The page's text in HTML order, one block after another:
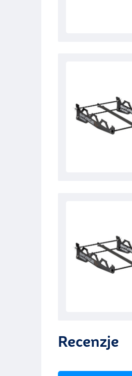
Recenzje